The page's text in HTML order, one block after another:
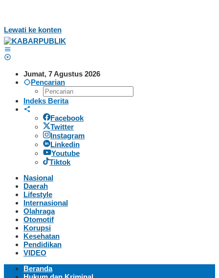
Lewati ke konten
Jumat, 7 Agustus 2026
Pencarian
Indeks Berita
Facebook
Twitter
Instagram
Linkedin
Youtube
Tiktok
Nasional
Daerah
Lifestyle
Internasional
Olahraga
Otomotif
Korupsi
Kesehatan
Pendidikan
VIDEO
Beranda